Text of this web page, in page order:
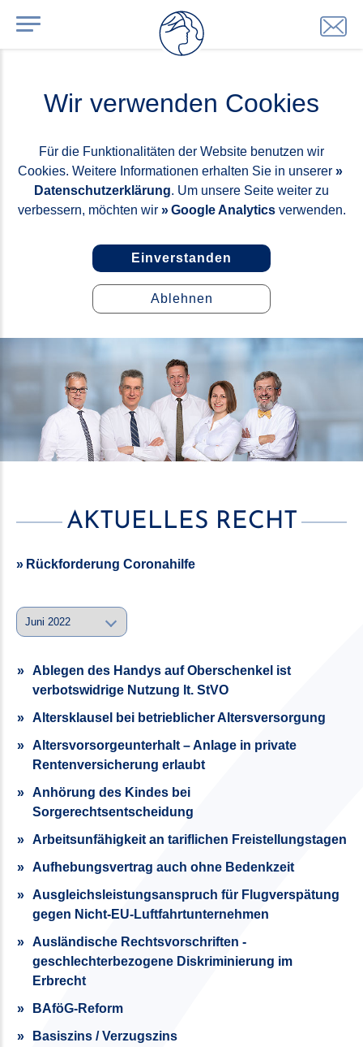
Wir verwenden Cookies
Für die Funktionalitäten der Website benutzen wir
Cookies. Weitere Informationen erhalten Sie in unserer
Datenschutzerklärung. Um unsere Seite weiter zu
verbessern, möchten wir
Google Analyticsverwenden.
Einverstanden
Ablehnen
AKTUELLES RECHT
Rückforderung Coronahilfe
Ablegen des Handys auf Oberschenkel ist
verbotswidrige Nutzung lt. StVO
Altersklausel bei betrieblicher Altersversorgung
Altersvorsorgeunterhalt – Anlage in private
Rentenversicherung erlaubt
Anhörung des Kindes bei
Sorgerechtsentscheidung
Arbeitsunfähigkeit an tariflichen Freistellungstagen
Aufhebungsvertrag auch ohne Bedenkzeit
Ausgleichsleistungsanspruch für Flugverspätung
gegen Nicht-EU-Luftfahrtunternehmen
Ausländische Rechtsvorschriften -
geschlechterbezogene Diskriminierung im
Erbrecht
BAföG-Reform
Basiszins / Verzugszins